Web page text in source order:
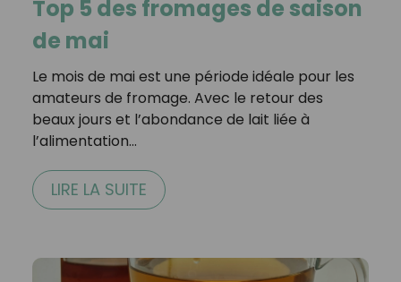
Top 5 des fromages de saison
de mai
Le mois de mai est une période idéale pour les
amateurs de fromage. Avec le retour des
beaux jours et l’abondance de lait liée à
l’alimentation…
LIRE LA SUITE